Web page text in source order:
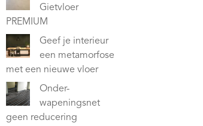
Gietvloer
PREMIUM
Geef je interieur
een metamorfose
met een nieuwe vloer
Onder-
wapeningsnet
geen reducering